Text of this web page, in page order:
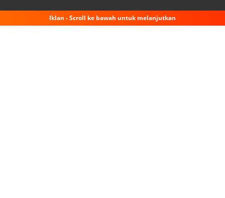
Iklan - Scroll ke bawah untuk melanjutkan